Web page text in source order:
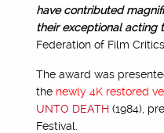
have contributed
their exceptional acting
Federation of Film Critics
The award was
the newly 4K restored
UNTO DEATH (1984),
Festival.